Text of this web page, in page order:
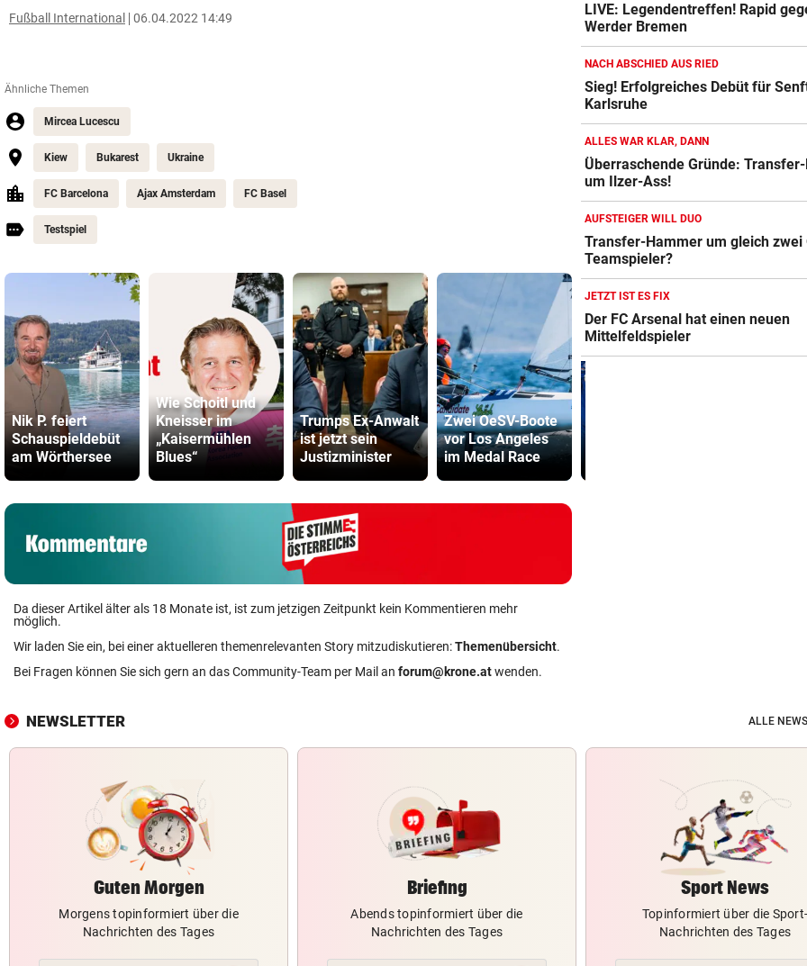
Fußball International 06.04.2022 14:49
Ähnliche Themen
Mircea Lucescu
Kiew Bukarest Ukraine
FC Barcelona Ajax Amsterdam FC Basel
Testspiel
Nik P. feiert
Schauspieldebüt
am Wörthersee
Wie Schoitl und
Kneisser im
„Kaisermühlen
Blues“
Trumps Ex-Anwalt
ist jetzt sein
Justizminister
Zwei OeSV-Boote
vor Los Angeles
im Medal Race
Da dieser Artikel älter als 18 Monate ist, ist zum jetzigen Zeitpunkt kein Kommentieren mehr
möglich.
Wir laden Sie ein, bei einer aktuelleren themenrelevanten Story mitzudiskutieren:Themenübersicht.
Bei Fragen können Sie sich gern an das Community-Team per Mail an forum@krone.atwenden.
LIVE: Legendentreffen! Rapid
Werder Bremen
NACH ABSCHIED AUS RIED
Sieg! Erfolgreiches Debüt für
Karlsruhe
ALLES WAR KLAR, DANN
Überraschende Gründe:
um Ilzer-Ass!
AUFSTEIGER WILL DUO
Transfer-Hammer um gleich zwei
Teamspieler?
JETZT IST ES FIX
Der FC Arsenal hat einen neuen
Mittelfeldspieler
NEWSLETTER ALLE
Guten Morgen
Morgens topinformiert über die
Nachrichten des Tages
Briefing
Abends topinformiert über die
Nachrichten des Tages
Sport News
Topinformiert über die
Nachrichten des Tages